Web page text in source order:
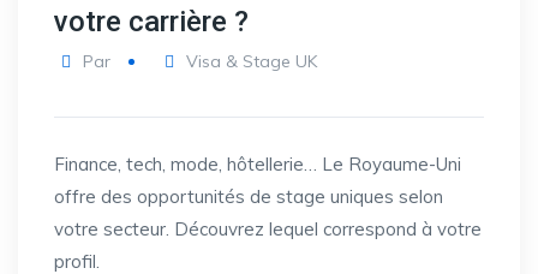
votre carrière ?
Par Visa & Stage UK
Finance, tech, mode, hôtellerie… Le Royaume-Uni
offre des opportunités de stage uniques selon
votre secteur. Découvrez lequel correspond à votre
profil.